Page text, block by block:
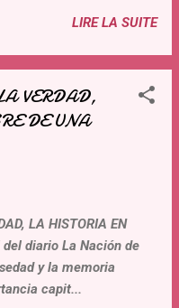
los hombres
seria cuasi
derechos
en las acusaciones
procesal. El
el delito cometido (art.6
ese contexto no se
LIRE LA SUITE
VERDAD,
DE UNA
LA HISTORIA EN
del diario La Nación de
y la memoria
capit...